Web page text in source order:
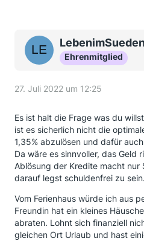
Ehrenmitglied
27. Juli 2022 um 12:25
Es ist halt die Frage was du
ist es sicherlich nicht die
1,35% abzulösen und dafür
Da wäre es sinnvoller, das Geld
Ablösung der Kredite macht nur
darauf legst schuldenfrei zu sein.
Vom Ferienhaus würde ich aus
Freundin hat ein kleines
abraten. Lohnt sich finanziell
gleichen Ort Urlaub und hast